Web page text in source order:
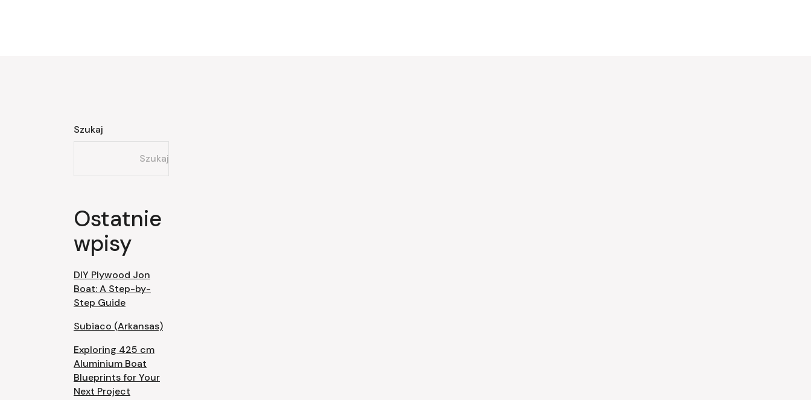
Szukaj
Szukaj
Ostatnie
wpisy
DIY Plywood Jon
Boat: A Step-by-
Step Guide
Subiaco (Arkansas)
Exploring 425 cm
Aluminium Boat
Blueprints for Your
Next Project